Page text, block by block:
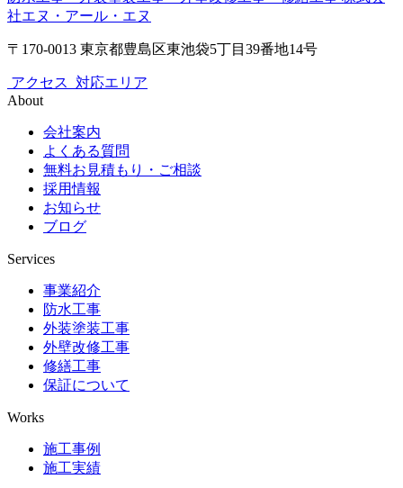
社エヌ・アール・エヌ
〒170-0013 東京都豊島区東池袋5丁目39番地14号
アクセス 対応エリア
About
会社案内
よくある質問
無料お見積もり・ご相談
採用情報
お知らせ
ブログ
Services
事業紹介
防水工事
外装塗装工事
外壁改修工事
修繕工事
保証について
Works
施工事例
施工実績